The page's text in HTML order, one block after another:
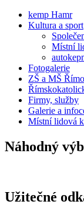
kemp Hamr
Kultura a sport
Místní
Fotogalerie
ZŠ a MŠ
Firmy, služby
Galerie a
Místní lidová
Náhodný
Užitečné